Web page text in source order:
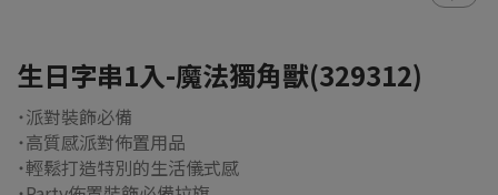
生日字串1入-魔法獨角獸(329312)
˙派對裝飾必備
˙高質感派對佈置用品
˙輕鬆打造特別的生活儀式感